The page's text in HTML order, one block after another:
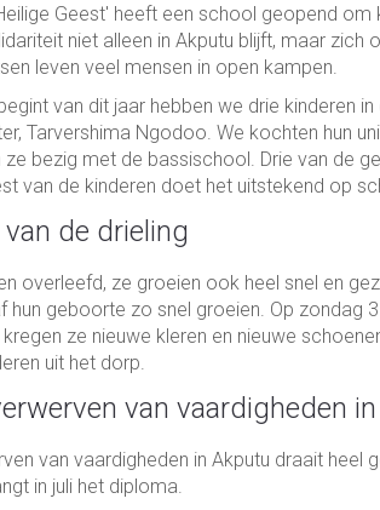
Geest' heeft een school geopend om
niet alleen in Akputu blijft, maar
leven veel mensen in open kampen.
van dit jaar hebben we drie kinderen
Tarvershima Ngodoo. We kochten hun
ze bezig met de bassischool. Drie van de
van de kinderen doet het uitstekend op
de drieling
overleefd, ze groeien ook heel snel en
geboorte zo snel groeien. Op zondag
ze nieuwe kleren en nieuwe
uit het dorp.
van vaardigheden
van vaardigheden in Akputu draait heel
in juli het diploma.